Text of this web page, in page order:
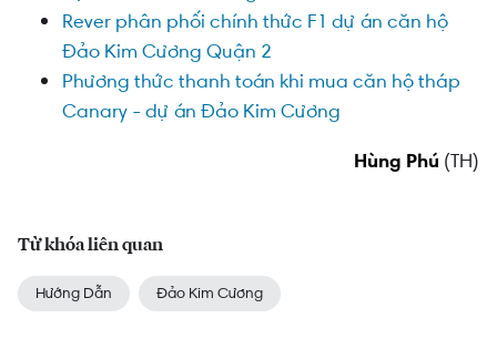
Rever phân phối chính thức F1 dự án căn hộ
Đảo Kim Cương Quận 2
Phương thức thanh toán khi mua căn hộ tháp
Canary - dự án Đảo Kim Cương
Hùng Phú (TH)
Từ khóa liên quan
Hướng Dẫn Đảo Kim Cương